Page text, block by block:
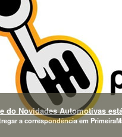
do Novidades Automotivas
a correspondência em